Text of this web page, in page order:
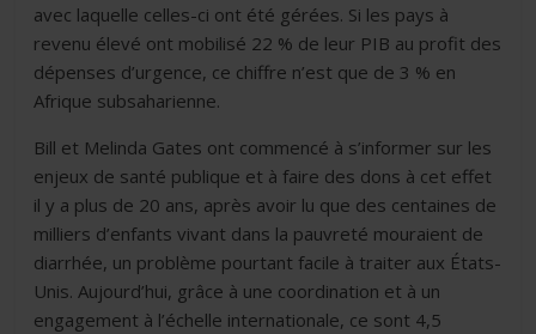
avec laquelle celles-ci ont été gérées. Si les pays à
revenu élevé ont mobilisé 22 % de leur PIB au profit des
dépenses d’urgence, ce chiffre n’est que de 3 % en
Afrique subsaharienne.
Bill et Melinda Gates ont commencé à s’informer sur les
enjeux de santé publique et à faire des dons à cet effet
il y a plus de 20 ans, après avoir lu que des centaines de
milliers d’enfants vivant dans la pauvreté mouraient de
diarrhée, un problème pourtant facile à traiter aux États-
Unis. Aujourd’hui, grâce à une coordination et à un
engagement à l’échelle internationale, ce sont 4,5